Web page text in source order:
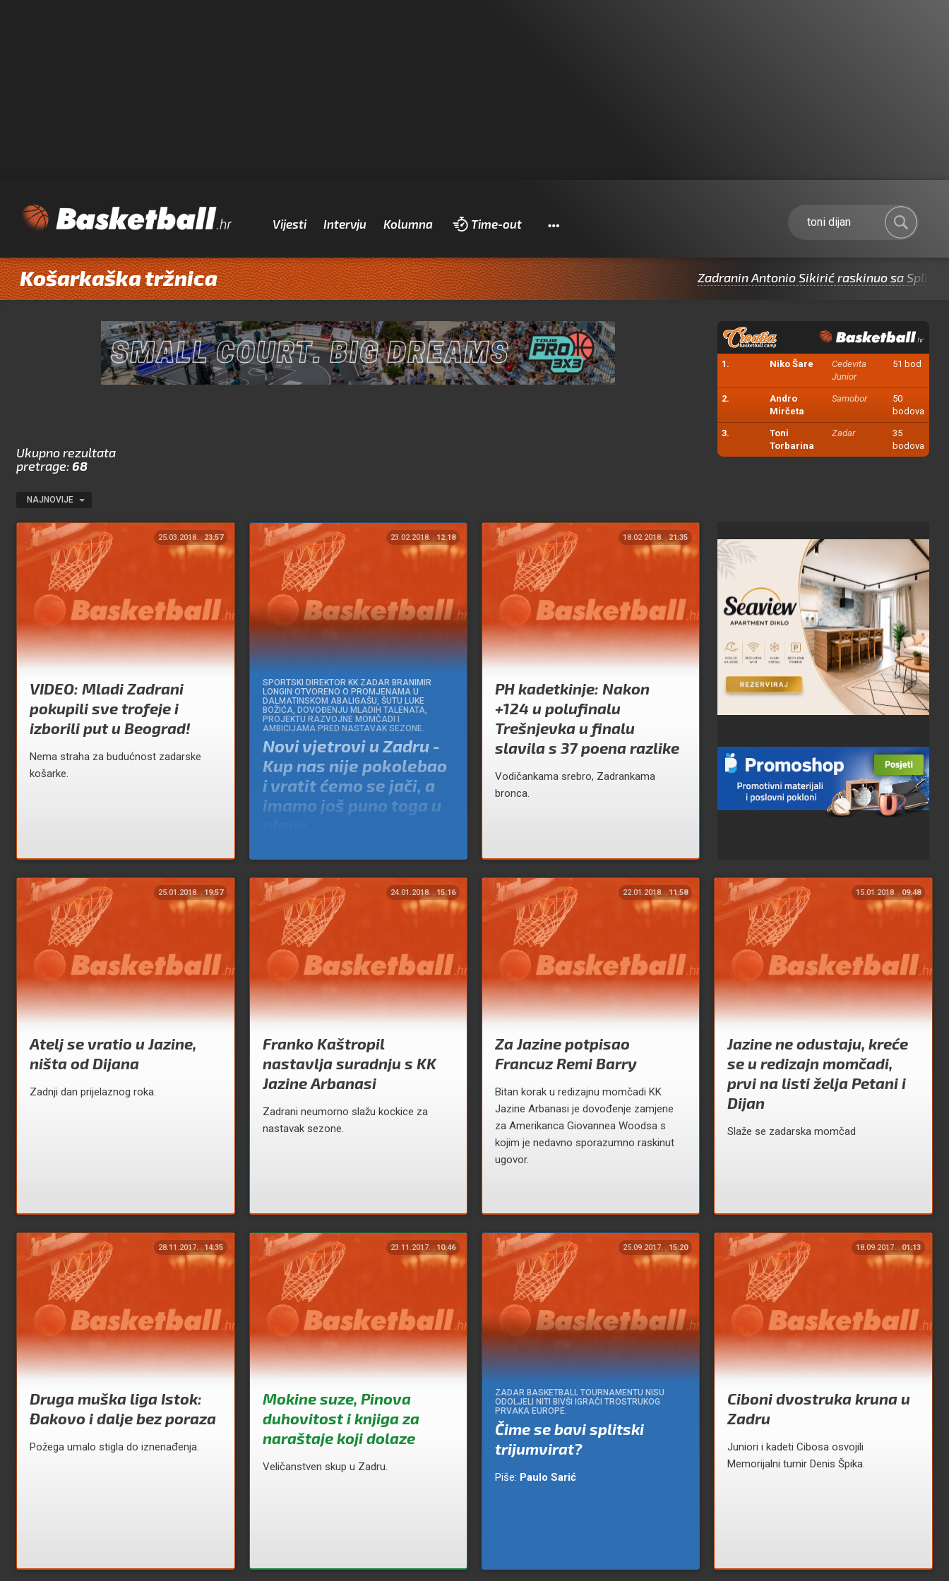
Vijesti Intervju Kolumna Time-out Pretraži
Košarkaška tržnica Zadranin Antonio Sikirić raskinuo sa Splitom pa
1. Niko Šare
Cedevita
Junior
51 bod
2.
Andro
Mirčeta
Samobor
50
bodova
3.
Toni
Torbarina
Zadar
35
bodova
Ukupno rezultata
pretrage:68
NAJNOVIJE
25.03.2018. 23:57
VIDEO: Mladi Zadrani
pokupili sve trofeje i
izborili put u Beograd!
Nema straha za budućnost zadarske
košarke.
23.02.2018. 12:18
SPORTSKI DIREKTOR KK ZADAR BRANIMIR
LONGIN OTVORENO O PROMJENAMA U
DALMATINSKOM ABALIGAŠU, ŠUTU LUKE
BOŽIĆA, DOVOĐENJU MLADIH TALENATA,
PROJEKTU RAZVOJNE MOMČADI I
AMBICIJAMA PRED NASTAVAK SEZONE.
Novi vjetrovi u Zadru -
Kup nas nije pokolebao
i vratit ćemo se jači, a
imamo još puno toga u
18.02.2018. 21:35
PH kadetkinje: Nakon
+124 u polufinalu
Trešnjevka u finalu
slavila s 37 poena razlike
Vodičankama srebro, Zadrankama
bronca.
25.01.2018. 19:57
Atelj se vratio u Jazine,
ništa od Dijana
Zadnji dan prijelaznog roka.
24.01.2018. 15:16
Franko Kaštropil
nastavlja suradnju s KK
Jazine Arbanasi
Zadrani neumorno slažu kockice za
nastavak sezone.
22.01.2018. 11:58
Za Jazine potpisao
Francuz Remi Barry
Bitan korak u redizajnu momčadi KK
Jazine Arbanasi je dovođenje zamjene
za Amerikanca Giovannea Woodsa s
kojim je nedavno sporazumno raskinut
ugovor.
15.01.2018. 09:48
Jazine ne odustaju, kreće
se u redizajn momčadi,
prvi na listi želja Petani i
Dijan
Slaže se zadarska momčad
28.11.2017. 14:35
Druga muška liga Istok:
Đakovo i dalje bez poraza
Požega umalo stigla do iznenađenja.
23.11.2017. 10:46
Mokine suze, Pinova
duhovitost i knjiga za
naraštaje koji dolaze
Veličanstven skup u Zadru.
25.09.2017. 15:20
ZADAR BASKETBALL TOURNAMENTU NISU
ODOLJELI NITI BIVŠI IGRAČI TROSTRUKOG
PRVAKA EUROPE.
Čime se bavi splitski
trijumvirat?
Piše: Paulo Sarić
18.09.2017. 01:13
Ciboni dvostruka kruna u
Zadru
Juniori i kadeti Cibosa osvojili
Memorijalni turnir Denis Špika.